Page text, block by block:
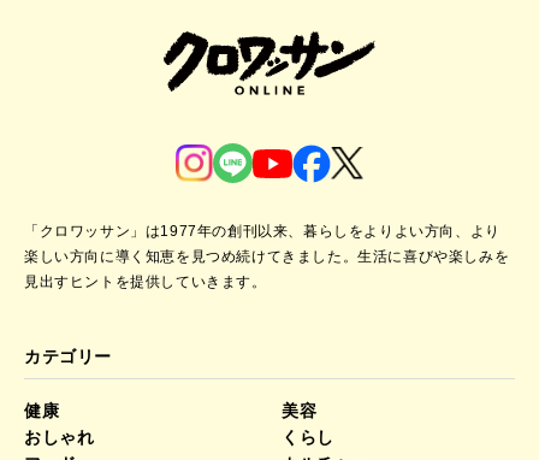
「クロワッサン」は1977年の創刊以来、暮らしをよりよい方向、より
楽しい方向に導く知恵を見つめ続けてきました。生活に喜びや楽しみを
見出すヒントを提供していきます。
カテゴリー
健康
美容
おしゃれ
くらし